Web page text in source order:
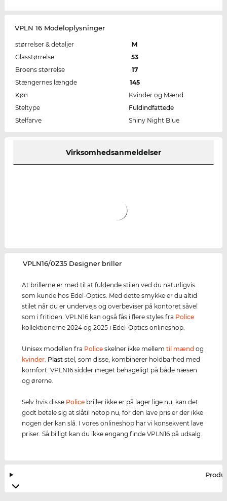
VPLN 16 Modeloplysninger
størrelser & detaljer
M
Glasstørrelse
53
Broens størrelse
17
Stængernes længde
145
Køn
Kvinder og Mænd
Steltype
Fuldindfattede
Stelfarve
Shiny Night Blue
Virksomhedsanmeldelser
‌VPLN16/0Z35 Designer briller
At brillerne er med til at fuldende stilen ved du naturligvis
som kunde hos Edel-Optics. Med dette smykke er du altid
stilet når du er undervejs og overbeviser på kontoret såvel
som i fritiden. VPLN16 kan også fås i flere styles fra Police
kollektionerne 2024 og 2025 i Edel-Optics onlineshop.
Unisex modellen fra Police skelner ikke mellemtil mænd og
kvinder Plast stel, som disse, kombinerer holdbarhed med
komfort. VPLN16 sidder meget behageligt på både næsen
og ørerne.
Selv hvis disse Police briller ikke er på lager lige nu, kan det
godt betale sig at slåtil netop nu, for den lave pris er der ikke
nogen der kan slå. I vores onlineshop har vi konsekvent lave
priser. Så billigt kan du ikke engang finde VPLN16 på udsalg.